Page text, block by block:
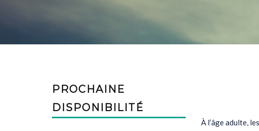
PROCHAINE
DISPONIBILITÉ
À l’âge adulte,